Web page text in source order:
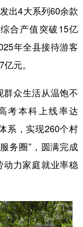
出4大系列60余款
合产值突破15亿
年全县接待游客
元。
众生活从温饱不
考本科上线率达
系，实现260个村
务圈”，圆满完成
力家庭就业率稳